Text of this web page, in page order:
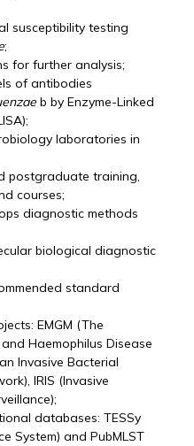
susceptibility testing
;
for further analysis;
of antibodies
b by Enzyme-Linked
laboratories in
postgraduate training,
courses;
diagnostic methods
biological diagnostic
standard
EMGM (The
Haemophilus Disease
Invasive Bacterial
IRIS (Invasive
databases: TESSy
System) and PubMLST